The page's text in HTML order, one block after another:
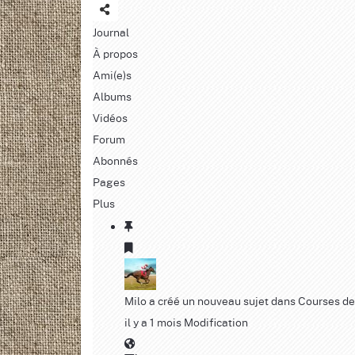
Journal
À propos
Ami(e)s
Albums
Vidéos
Forum
Abonnés
Pages
Plus
Miloa créé un nouveau sujet dans Courses
il y a 1 mois Modification